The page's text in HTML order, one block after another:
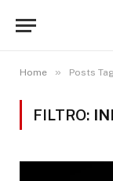
Home » Posts
FILTRO: